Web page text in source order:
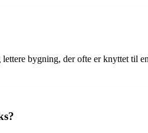
bygning, der ofte er knyttet til